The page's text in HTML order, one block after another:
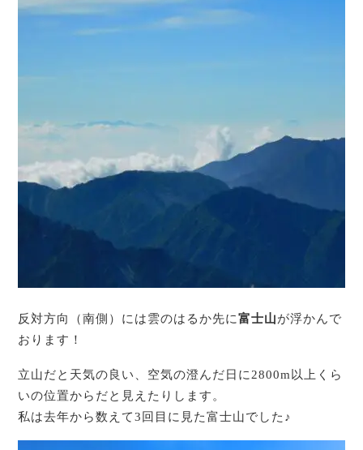
反対方向（南側）には雲のはるか先に富士山が浮かんで
おります！
立山だと天気の良い、空気の澄んだ日に2800m以上くら
いの位置からだと見えたりします。
私は去年から数えて3回目に見た富士山でした♪